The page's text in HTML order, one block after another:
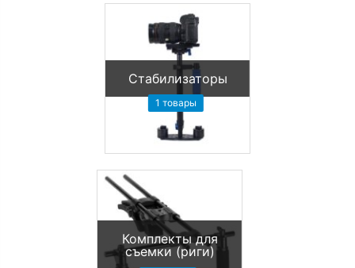
Стабилизаторы
1 товары
Комплекты для
съемки (риги)